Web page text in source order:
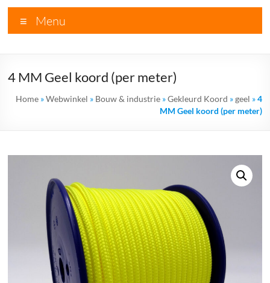
voor
vele
soorten
goed
advies!
Menu
4 MM Geel koord (per meter)
Home»Webwinkel » Bouw & industrie»Gekleurd Koord »geel »4
MM Geel koord (per meter)